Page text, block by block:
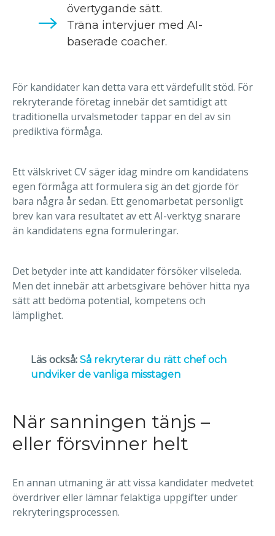
övertygande sätt.
Träna intervjuer med AI-
baserade coacher.
För kandidater kan detta vara ett värdefullt stöd. För
rekryterande företag innebär det samtidigt att
traditionella urvalsmetoder tappar en del av sin
prediktiva förmåga.
Ett välskrivet CV säger idag mindre om kandidatens
egen förmåga att formulera sig än det gjorde för
bara några år sedan. Ett genomarbetat personligt
brev kan vara resultatet av ett AI-verktyg snarare
än kandidatens egna formuleringar.
Det betyder inte att kandidater försöker vilseleda.
Men det innebär att arbetsgivare behöver hitta nya
sätt att bedöma potential, kompetens och
lämplighet.
Läs också: Så rekryterar du rätt chef och
undviker de vanliga misstagen
När sanningen tänjs –
eller försvinner helt
En annan utmaning är att vissa kandidater medvetet
överdriver eller lämnar felaktiga uppgifter under
rekryteringsprocessen.